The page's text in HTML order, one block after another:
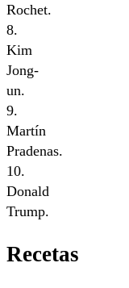
Rochet.
8.
Kim
Jong-
un.
9.
Martín
Pradenas.
10.
Donald
Trump.
Recetas